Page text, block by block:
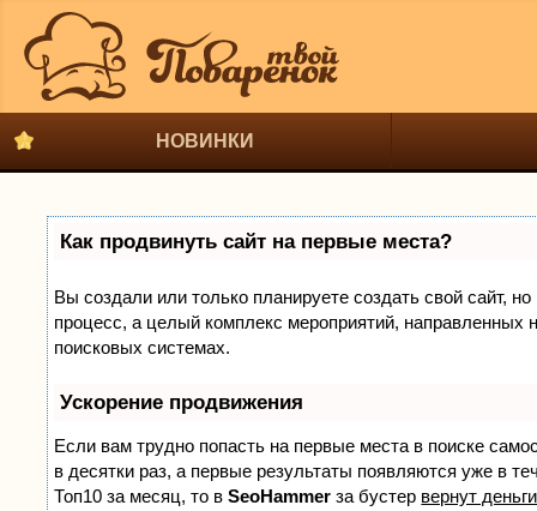
НОВИНКИ
Как продвинуть сайт на первые места?
Вы создали или только планируете создать свой сайт,
процесс, а целый комплекс мероприятий, направленных
поисковых системах.
Ускорение продвижения
Если вам трудно попасть на первые места в поиске
в десятки раз, а первые результаты появляются уже в
Топ10 за месяц, то вSeoHammer за бустер вернут